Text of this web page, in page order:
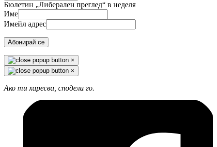
Бюлетин „Либерален преглед“ в неделя
Име
Имейл адрес
Абонирай се
×
×
Ако ти харесва, сподели го.